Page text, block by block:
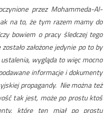
przez Mohammeda-Al-
na to, że tym razem mamy do
bowiem o pracy śledczej tego
założone jedynie po to by
wygląda to więc mocno
informacje i dokumenty
propagandy. Nie można też
tak jest, może po prostu ktoś
które ten miał po prostu